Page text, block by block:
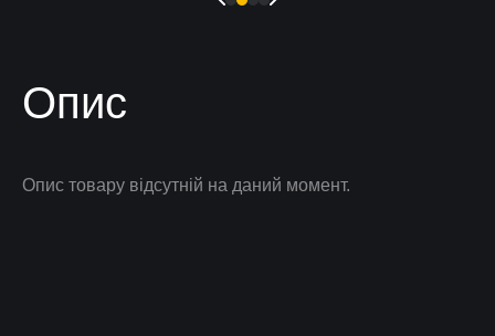
Опис
Опис товару відсутній на даний момент.